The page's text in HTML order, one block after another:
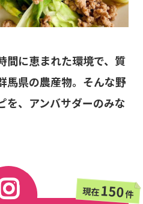
間に恵まれた環境で、質
馬県の農産物。そんな野
を、アンバサダーのみな
現在150件